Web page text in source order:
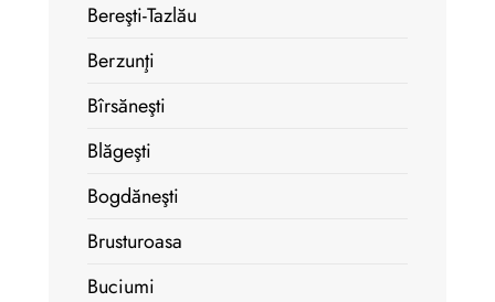
Bereşti-Tazlău
Berzunţi
Bîrsăneşti
Blăgeşti
Bogdăneşti
Brusturoasa
Buciumi